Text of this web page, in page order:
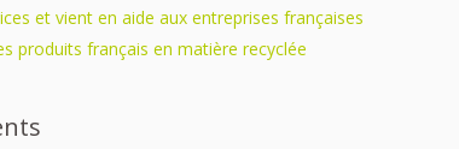
et vient en aide aux entreprises françaises
produits français en matière recyclée